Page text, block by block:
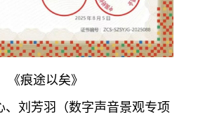
《痕途以矣》
、刘芳羽（数字声音景观专项